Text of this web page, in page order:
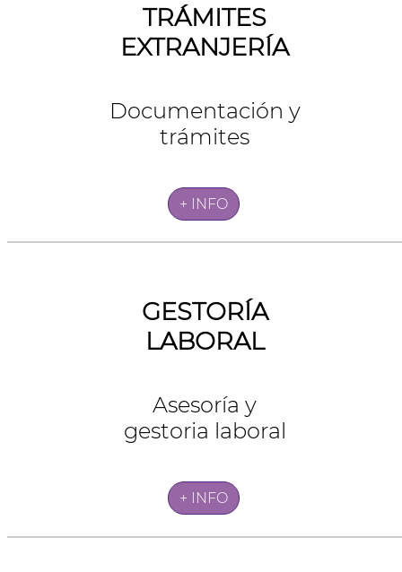
TRÁMITES
EXTRANJERÍA
Documentación y
trámites
+ INFO
GESTORÍA
LABORAL
Asesoría y
gestoria laboral
+ INFO